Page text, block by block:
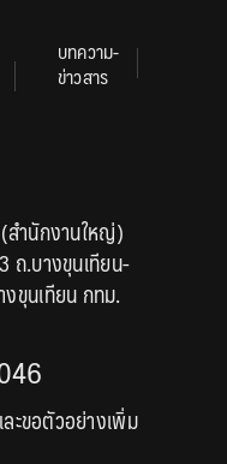
บทความ-
ข่าวสาร
สำนักงานใหญ่)
ถ.บางขุนเทียน-
งขุนเทียน กทม.
ะขอตัวอย่างเพิ่ม